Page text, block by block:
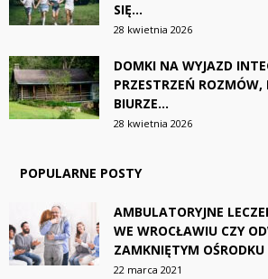
SIĘ...
28 kwietnia 2026
DOMKI NA WYJAZD
PRZESTRZEŃ
BIURZE...
28 kwietnia 2026
POPULARNE POSTY
AMBULATORYJNE
WE WROCŁAWIU CZY
ZAMKNIĘTYM
22 marca 2021